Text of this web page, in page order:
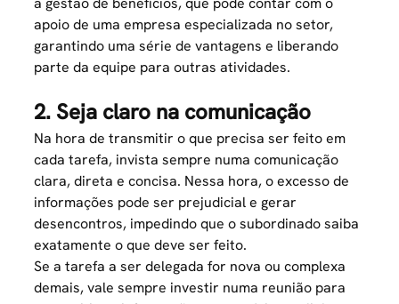
apoio de uma empresa especializada no setor,
garantindo uma série de vantagens e liberando
parte da equipe para outras atividades.
2. Seja claro na comunicação
Na hora de transmitir o que precisa ser feito em
cada tarefa, invista sempre numa comunicação
clara, direta e concisa. Nessa hora, o excesso de
informações pode ser prejudicial e gerar
desencontros, impedindo que o subordinado saiba
exatamente o que deve ser feito.
Se a tarefa a ser delegada for nova ou complexa
demais, vale sempre investir numa reunião para